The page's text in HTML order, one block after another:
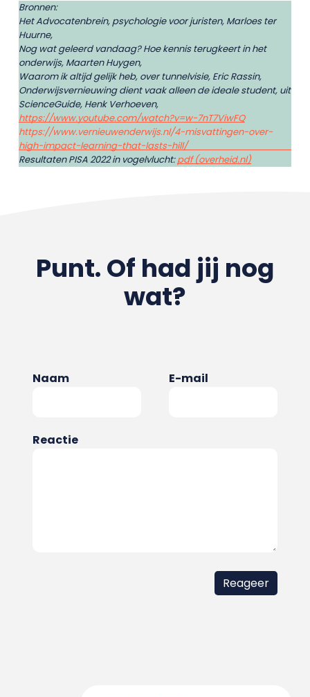
Bronnen:
Het Advocatenbrein, psychologie voor juristen, Marloes ter
Huurne,
Nog wat geleerd vandaag? Hoe kennis terugkeert in het
onderwijs, Maarten Huygen,
Waarom ik altijd gelijk heb, over tunnelvisie, Eric Rassin,
Onderwijsvernieuwing dient vaak alleen de ideale student, uit
ScienceGuide, Henk Verhoeven,
https://www.youtube.com/watch?v=w-7nT7ViwFQ
https://www.vernieuwenderwijs.nl/4-misvattingen-over-
high-impact-learning-that-lasts-hill/
Resultaten PISA 2022 in vogelvlucht:pdf (overheid.nl)
Punt. Of had jij nog
wat?
Naam E-mail
Reactie